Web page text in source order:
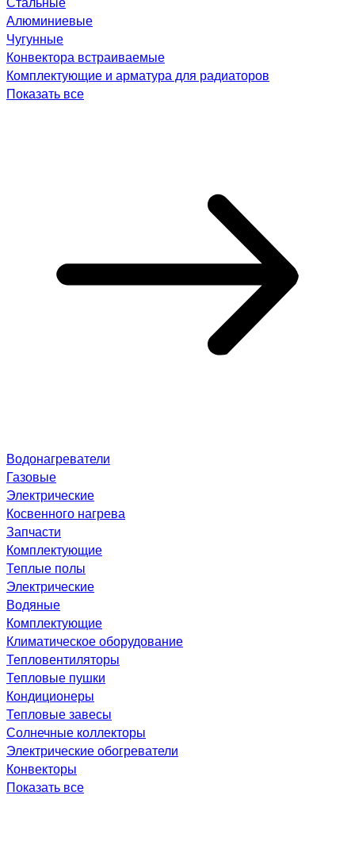
Алюминиевые
Чугунные
Конвектора встраиваемые
Комплектующие и арматура для радиаторов
Показать все
Водонагреватели
Газовые
Электрические
Косвенного нагрева
Запчасти
Комплектующие
Теплые полы
Электрические
Водяные
Комплектующие
Климатическое оборудование
Тепловентиляторы
Тепловые пушки
Кондиционеры
Тепловые завесы
Солнечные коллекторы
Электрические обогреватели
Конвекторы
Показать все